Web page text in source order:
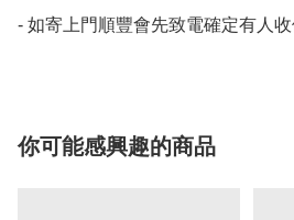
- 如寄上門順豐會先致電確定有人
你可能感興趣的商品